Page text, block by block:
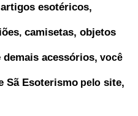
artigos esotéricos,
, camisetas, objetos
acessórios, você
Sã Esoterismo pelo site,